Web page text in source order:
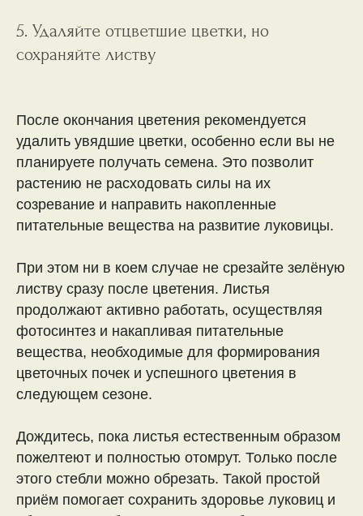
5. Удаляйте отцветшие цветки, но
сохраняйте листву
После окончания цветения рекомендуется
удалить увядшие цветки, особенно если вы не
планируете получать семена. Это позволит
растению не расходовать силы на их
созревание и направить накопленные
питательные вещества на развитие луковицы.
При этом ни в коем случае не срезайте зелёную
листву сразу после цветения. Листья
продолжают активно работать, осуществляя
фотосинтез и накапливая питательные
вещества, необходимые для формирования
цветочных почек и успешного цветения в
следующем сезоне.
Дождитесь, пока листья естественным образом
пожелтеют и полностью отомрут. Только после
этого стебли можно обрезать. Такой простой
приём помогает сохранить здоровье луковиц и